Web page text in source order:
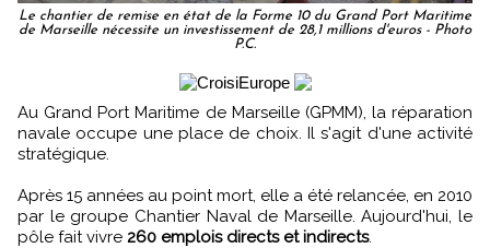
Le chantier de remise en état de la Forme 10 du Grand Port Maritime
de Marseille nécessite un investissement de 28,1 millions d'euros - Photo
P.C.
Au Grand Port Maritime de Marseille (GPMM), la réparation
navale occupe une place de choix. Il s'agit d'une activité
stratégique.
Après 15 années au point mort, elle a été relancée, en 2010
par le groupe Chantier Naval de Marseille. Aujourd'hui, le
pôle fait vivre 260 emplois directs et indirects.